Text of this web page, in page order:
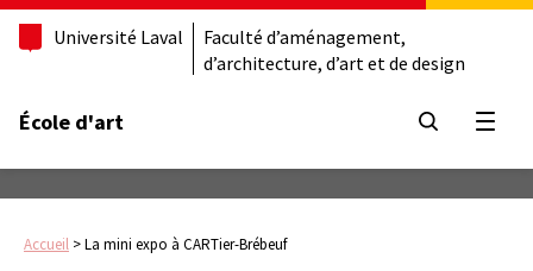
Université Laval
Faculté d’aménagement,
d’architecture, d’art et de design
École d'art
Accueil >La mini expo à CARTier-Brébeuf